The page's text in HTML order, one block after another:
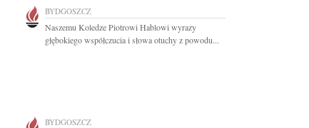
BYDGOSZCZ
Naszemu Koledze Piotrowi Hablowi wyrazy
głębokiego współczucia i słowa otuchy z powodu...
BYDGOSZCZ